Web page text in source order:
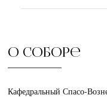
О соборе
Кафедральный Спасо-